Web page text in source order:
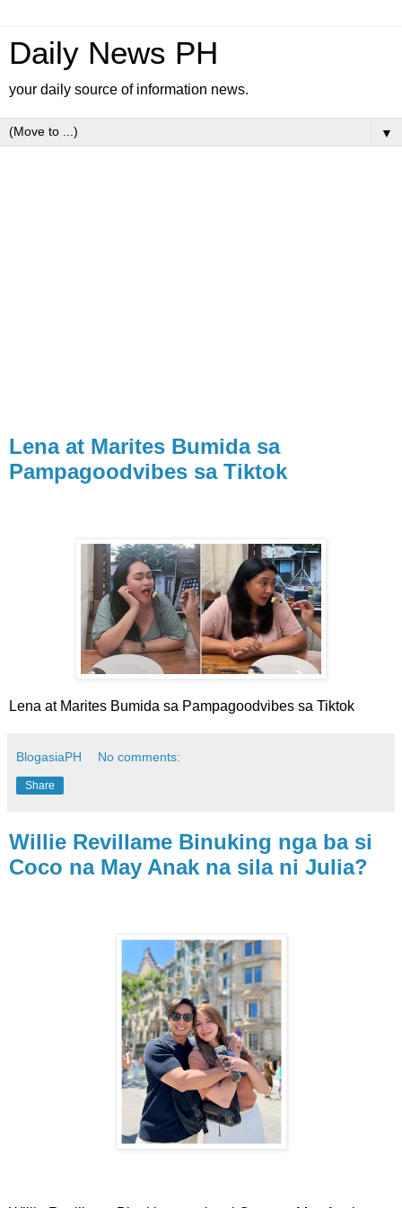
Daily News PH
your daily source of information news.
▼
Lena at Marites Bumida sa
Pampagoodvibes sa Tiktok
Lena at Marites Bumida sa Pampagoodvibes sa Tiktok
BlogasiaPH No comments:
Share
Willie Revillame Binuking nga ba si
Coco na May Anak na sila ni Julia?